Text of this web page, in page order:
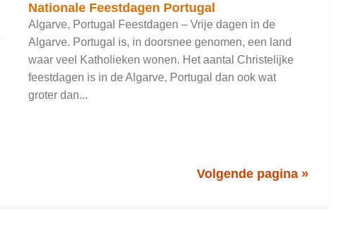
Nationale Feestdagen Portugal
Algarve, Portugal Feestdagen – Vrije dagen in de
Algarve. Portugal is, in doorsnee genomen, een land
waar veel Katholieken wonen. Het aantal Christelijke
feestdagen is in de Algarve, Portugal dan ook wat
groter dan...
Volgende pagina »